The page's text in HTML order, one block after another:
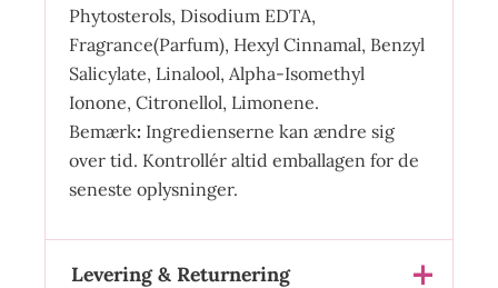
Phytosterols, Disodium EDTA,
Fragrance(Parfum), Hexyl Cinnamal, Benzyl
Salicylate, Linalool, Alpha-Isomethyl
Ionone, Citronellol, Limonene.
Bemærk: Ingredienserne kan ændre sig
over tid. Kontrollér altid emballagen for de
seneste oplysninger.
Levering & Returnering